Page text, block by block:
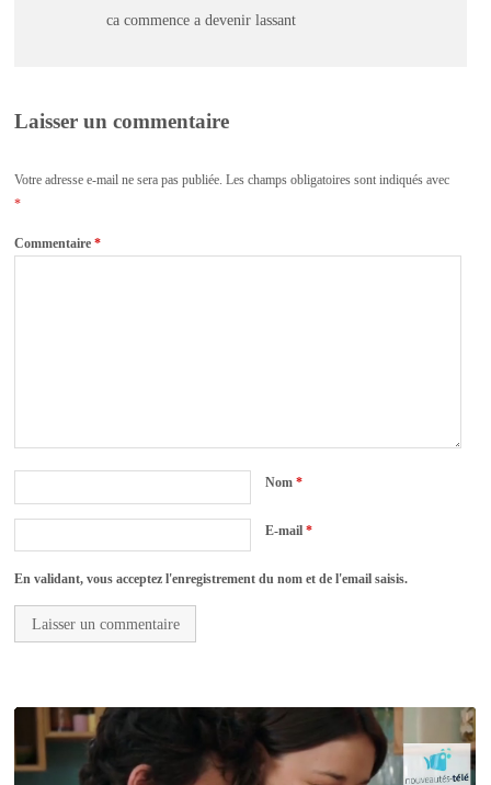
ca commence a devenir lassant
Laisser un commentaire
Votre adresse e-mail ne sera pas publiée. Les champs obligatoires sont indiqués avec
*
Commentaire*
Nom*
E-mail*
En validant, vous acceptez l'enregistrement du nom et de l'email saisis.